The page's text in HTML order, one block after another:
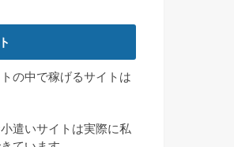
の中で稼げるサイトは
遣いサイトは実際に私